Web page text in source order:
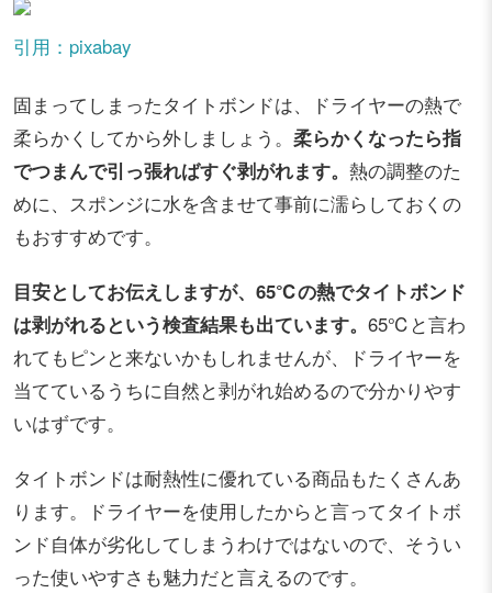
引用：pixabay
固まってしまったタイトボンドは、ドライヤーの熱で
柔らかくしてから外しましょう。 柔らかくなったら指
でつまんで引っ張ればすぐ剥がれます。 熱の調整のた
めに、スポンジに水を含ませて事前に濡らしておくの
もおすすめです。
目安としてお伝えしますが、65℃の熱でタイトボンド
は剥がれるという検査結果も出ています。 65℃と言わ
れてもピンと来ないかもしれませんが、ドライヤーを
当てているうちに自然と剥がれ始めるので分かりやす
いはずです。
タイトボンドは耐熱性に優れている商品もたくさんあ
ります。ドライヤーを使用したからと言ってタイトボ
ンド自体が劣化してしまうわけではないので、そうい
った使いやすさも魅力だと言えるのです。